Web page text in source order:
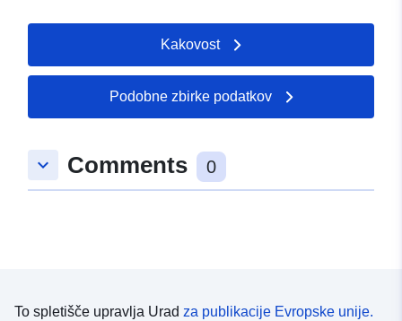
Kakovost
Podobne zbirke podatkov
keyboard_arrow_down Comments 0
To spletišče upravlja Urad za publikacije Evropske unije.